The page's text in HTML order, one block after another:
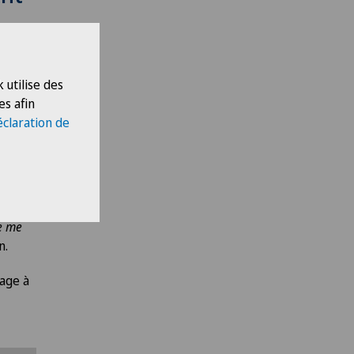
aider
me
à
utilise des
afin
de